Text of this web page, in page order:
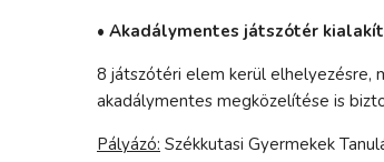
• Akadálymentes játszótér
8 játszótéri elem kerül elhelyezésre,
akadálymentes megközelítése is
Pályázó: Székkutasi Gyermekek